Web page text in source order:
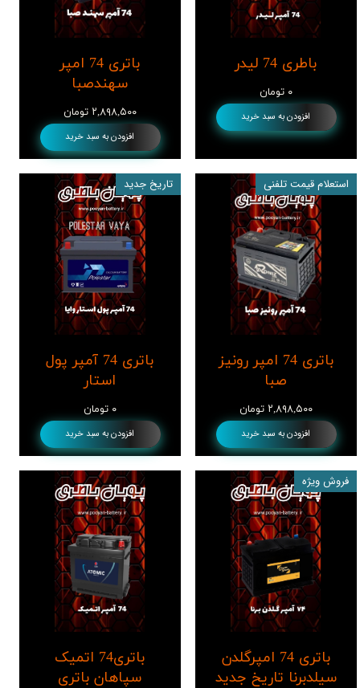
باطری 74 لیدر
۰ تومان
افزودن به سبد خرید
باتری 74 امپر
سهندصبا
۲,۸۹۸,۵۰۰ تومان
افزودن به سبد خرید
باتری 74 امپر رونیز
صبا
۲,۸۹۸,۵۰۰ تومان
افزودن به سبد خرید
استعلام قیمت تلفنی
باتری 74 آمپر پول
استار
۰ تومان
افزودن به سبد خرید
تاریخ جدید
باتری 74 امپرگلدن
سیلدبرنا تاریخ جدید
فروش ویژه
باتری74 اتمیک
سپاهان باتری